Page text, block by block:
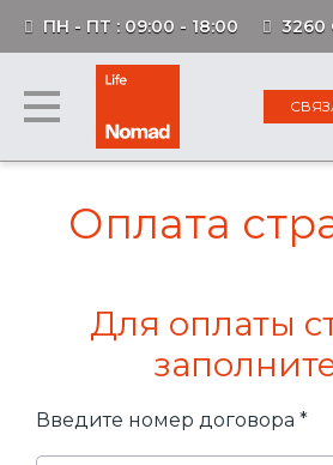
ПН - ПТ : 09:00 - 18:00 3260
Оплата
Для оплаты
Введите номер договора *